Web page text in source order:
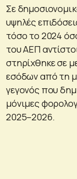
Σε
υψηλές
τόσο το 2024
του ΑΕΠ
στηρίχθηκε σε
εσόδων από τη
γεγονός που
μόνιμες
2025–2026.